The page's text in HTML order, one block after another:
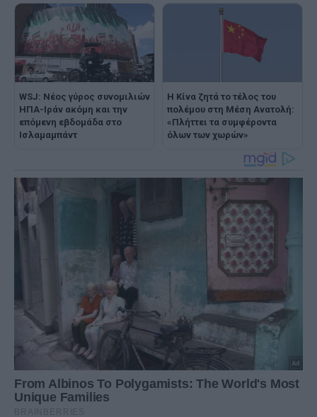
WSJ: Νέος γύρος συνομιλιών
ΗΠΑ-Ιράν ακόμη και την
επόμενη εβδομάδα στο
Ισλαμαμπάντ
Η Κίνα ζητά το τέλος του
πολέμου στη Μέση Ανατολή:
«Πλήττει τα συμφέροντα
όλων των χωρών»